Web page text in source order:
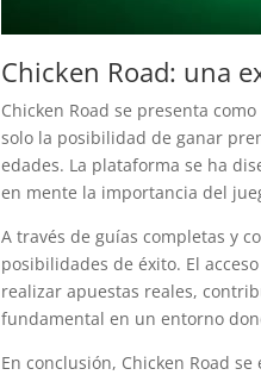
Chicken Road: una
Chicken Road se presenta
solo la posibilidad de ganar
edades. La plataforma se ha
en mente la importancia del
A través de guías completas y
posibilidades de éxito. El
realizar apuestas reales,
fundamental en un entorno
En conclusión, Chicken Road